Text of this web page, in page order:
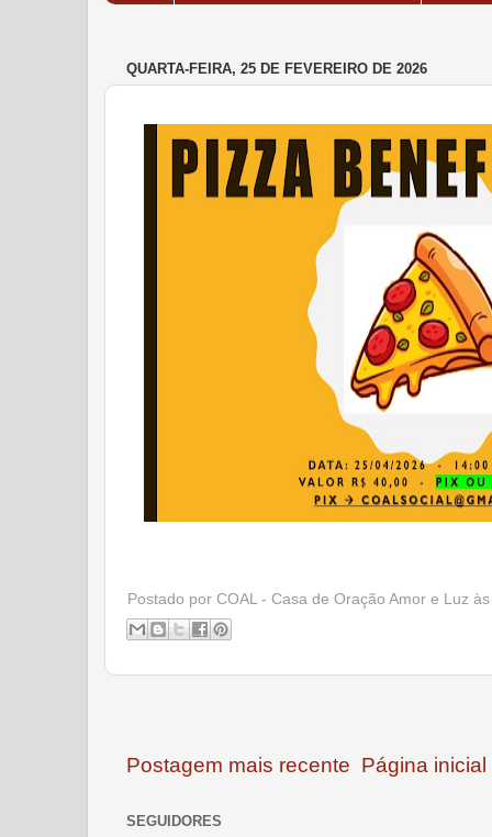
QUARTA-FEIRA, 25 DE FEVEREIRO DE 2026
Postado por COAL - Casa de Oração Amor e Luz
Postagem mais recente Página inicial
SEGUIDORES